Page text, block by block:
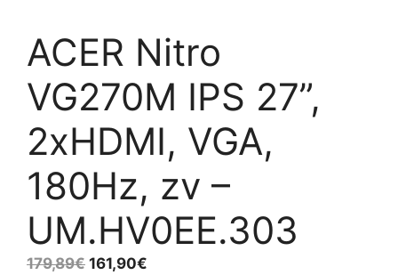
ACER Nitro
VG270M IPS 27”,
2xHDMI, VGA,
180Hz, zv –
UM.HV0EE.303
179,89€ 161,90€